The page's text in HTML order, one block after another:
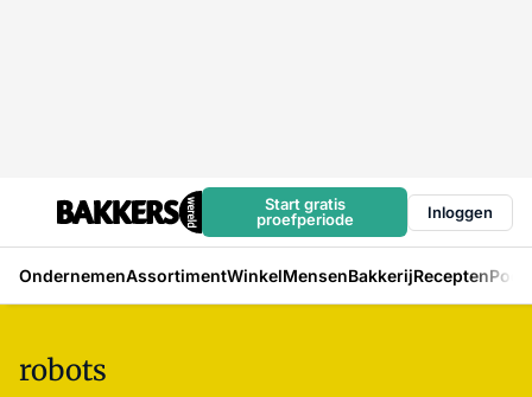
Start gratis
proefperiode
Inloggen
OndernemenAssortimentWinkelMensenBakkerijRecepten
robots